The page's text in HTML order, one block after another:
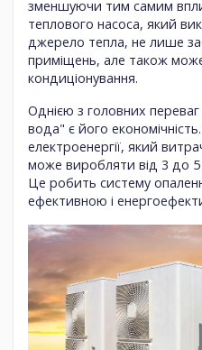
зменшуючи тим самим
теплового насоса, який
джерело тепла, не лише
приміщень, але також
кондиціонування.
Однією з головних
вода" є його
електроенергії, який
може виробляти від 3 до 5
Це робить систему
ефективною і